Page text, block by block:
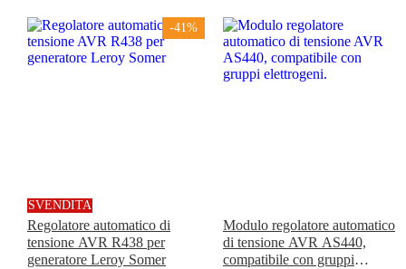
-41%
SVENDITA
Regolatore automatico di
tensione AVR R438 per
generatore Leroy Somer
Modulo regolatore automatico
di tensione AVR AS440,
compatibile con gruppi